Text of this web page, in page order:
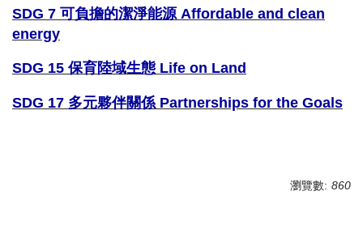
SDG 7 可負擔的潔淨能源 Affordable and clean
energy
SDG 15 保育陸域生態 Life on Land
SDG 17 多元夥伴關係 Partnerships for the Goals
瀏覽數: 860